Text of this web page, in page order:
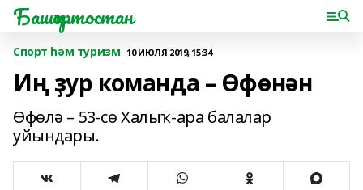
Башҡортостан
Спорт һәм туризм 10 ИЮЛЯ 2019, 15:34
Иң ҙур команда – Өфөнән
Өфөлә – 53-сө Халыҡ-ара балалар
уйындары.